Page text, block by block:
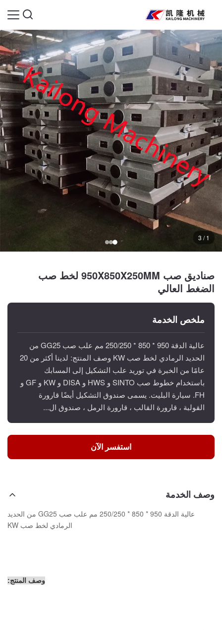
1 / 3
صناديق صب 950X850X250MM لخط صب
الضغط العالي
ملخص الخدمة
عالية الدقة 950 * 850 * 250/250 مم علب صب GG25 من
الحديد الرمادي لخط صب KW وصف المنتج: لدينا أكثر من 20
عامًا من الخبرة في توريد علب التشكيل إلى المسابك
باستخدام خطوط صب SINTO و HWS و DISA و KW و GF و
FH. سيارة البليت. يسمى صندوق التشكيل أيضًا قارورة
القولبة ، قارورة القالب ، قارورة الرمل ، صندوق ال...
استفسر الآن
وصف الخدمة
عالية الدقة 950 * 850 * 250/250 مم علب صب GG25 من الحديد
الرمادي لخط صب KW
وصف المنتج: